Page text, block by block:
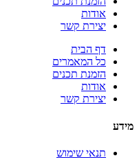
אודות
יצירת קשר
דף הבית
כל המאמרים
הזמנת תכנים
אודות
יצירת קשר
מידע
תנאי שימוש